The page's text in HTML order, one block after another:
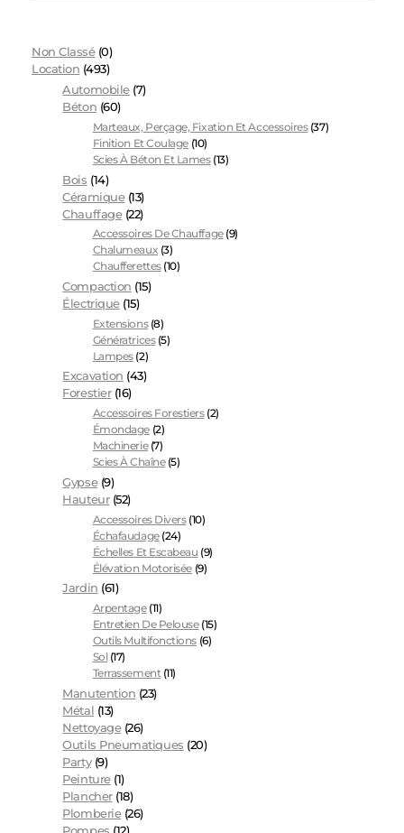
Non Classé (0)
Location (493)
Automobile (7)
Béton (60)
Marteaux, Perçage, Fixation Et Accessoires (37)
Finition Et Coulage (10)
Scies À Béton Et Lames (13)
Bois (14)
Céramique (13)
Chauffage (22)
Accessoires De Chauffage (9)
Chalumeaux (3)
Chaufferettes (10)
Compaction (15)
Électrique (15)
Extensions (8)
Génératrices (5)
Lampes (2)
Excavation (43)
Forestier (16)
Accessoires Forestiers (2)
Émondage (2)
Machinerie (7)
Scies À Chaîne (5)
Gypse (9)
Hauteur (52)
Accessoires Divers (10)
Échafaudage (24)
Échelles Et Escabeau (9)
Élévation Motorisée (9)
Jardin (61)
Arpentage (11)
Entretien De Pelouse (15)
Outils Multifonctions (6)
Sol (17)
Terrassement (11)
Manutention (23)
Métal (13)
Nettoyage (26)
Outils Pneumatiques (20)
Party (9)
Peinture (1)
Plancher (18)
Plomberie (26)